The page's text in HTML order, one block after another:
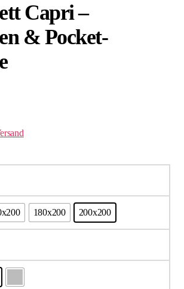
Capri –
& Pocket-
180x200 200x200